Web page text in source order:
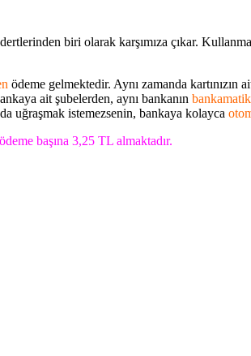
biri olarak karşımıza çıkar.
ödeme gelmektedir. Aynı zamanda
ait şubelerden, aynı bankanın
uğraşmak istemezsenin, bankaya kolayca
başına 3,25 TL almaktadır.